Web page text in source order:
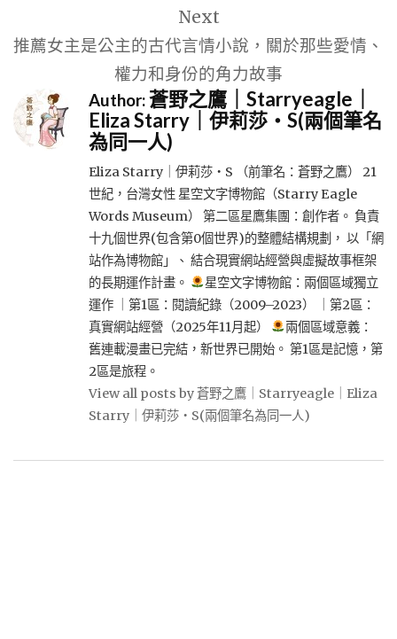
Next
推薦女主是公主的古代言情小說，關於那些愛情、
權力和身份的角力故事
Author:蒼野之鷹｜Starryeagle｜
Eliza Starry｜伊莉莎・S(兩個筆名
為同一人)
Eliza Starry｜伊莉莎・S （前筆名：蒼野之鷹） 21
世紀，台灣女性 星空文字博物館（Starry Eagle
Words Museum） 第二區星鷹集團：創作者。 負責
十九個世界(包含第0個世界)的整體結構規劃， 以「網
站作為博物館」、 結合現實網站經營與虛擬故事框架
的長期運作計畫。
星空文字博物館：兩個區域獨立
運作 ｜第1區：閱讀紀錄（2009–2023） ｜第2區：
真實網站經營（2025年11月起）
兩個區域意義：
舊連載漫畫已完結，新世界已開始。 第1區是記憶，第
2區是旅程。
View all posts by 蒼野之鷹｜Starryeagle｜Eliza
Starry｜伊莉莎・S(兩個筆名為同一人)